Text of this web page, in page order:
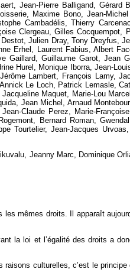
Jean-Pierre Balligand, Gérard
Maxime Bono, Jean-
Cambadélis, Thierry
Clergeau, Gilles Cocquempot,
Julien Dray, Tony Dreyfus,
Erhel, Laurent Fabius, Albert
Gaillard, Guillaume Garot, Jean
Hurel, Monique Iborra, Jean-
Lambert, François Lamy,
Le Loch, Patrick Lemasle,
Maquet, Marie-Lou
Jean Michel, Arnaud
Claude Perez, Marie-
Bernard Roman,
Tourtelier, Jean-Jacques
Jeanny Marc, Dominique
mêmes droits. Il apparaît
la loi et l’égalité des droits a
culturelles, c’est le